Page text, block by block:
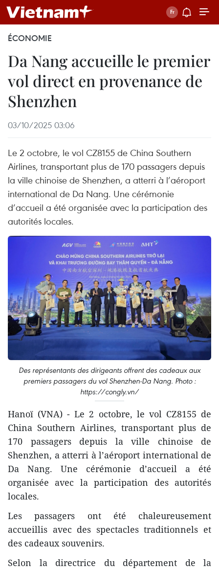
ÉCONOMIE
Da Nang accueille le premier
vol direct en provenance de
Shenzhen
03/10/2025 03:06
Le 2 octobre, le vol CZ8155 de China Southern
Airlines, transportant plus de 170 passagers depuis
la ville chinoise de Shenzhen, a atterri à l’aéroport
international de Da Nang. Une cérémonie
d’accueil a été organisée avec la participation des
autorités locales.
Des représentants des dirigeants offrent des cadeaux aux
premiers passagers du vol Shenzhen-Da Nang. Photo :
https://congly.vn/
Hanoï (VNA) - Le 2 octobre, le vol CZ8155 de
China Southern Airlines, transportant plus de
170 passagers depuis la ville chinoise de
Shenzhen, a atterri à l’aéroport international de
Da Nang. Une cérémonie d’accueil a été
organisée avec la participation des autorités
locales.
Les passagers ont été chaleureusement
accueillis avec des spectacles traditionnels et
des cadeaux souvenirs.
Selon la directrice du département de la